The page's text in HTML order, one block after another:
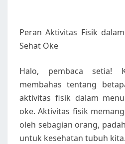
Peran Aktivitas Fisik
Sehat Oke
Halo, pembaca
membahas tentang
aktivitas fisik dalam
oke. Aktivitas fisik
oleh sebagian orang,
untuk kesehatan tubuh kita.